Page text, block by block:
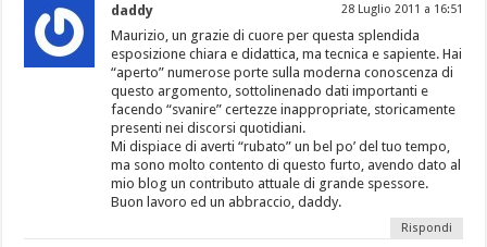
daddy 28 Luglio 2011 a 16:51
Maurizio, un grazie di cuore per questa splendida
esposizione chiara e didattica, ma tecnica e sapiente. Hai
“aperto” numerose porte sulla moderna conoscenza di
questo argomento, sottolinenado dati importanti e
facendo “svanire” certezze inappropriate, storicamente
presenti nei discorsi quotidiani.
Mi dispiace di averti “rubato” un bel po’ del tuo tempo,
ma sono molto contento di questo furto, avendo dato al
mio blog un contributo attuale di grande spessore.
Buon lavoro ed un abbraccio, daddy.
Rispondi